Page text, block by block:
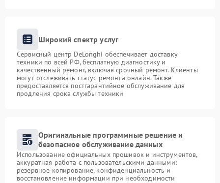
Широкий спектр услуг
Сервисный центр DeLonghi обеспечивает доставку
техники по всей РФ, бесплатную диагностику и
качественный ремонт, включая срочный ремонт. Клиенты
могут отслеживать статус ремонта онлайн. Также
предоставляется постгарантийное обслуживание для
продления срока службы техники
Оригинальные программные решение и
безопасное обслуживание данных
Использование официальных прошивок и инструментов,
аккуратная работа с пользовательскими данными:
резервное копирование, конфиденциальность и
восстановление информации при необходимости